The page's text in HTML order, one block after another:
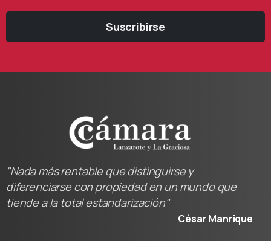
Suscribirse
"Nada más rentable que distinguirse y
diferenciarse con propiedad en un mundo que
tiende a la total estandarización"
César Manrique